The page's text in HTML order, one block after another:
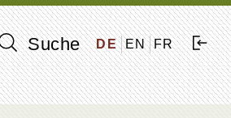
Suche DE EN FR